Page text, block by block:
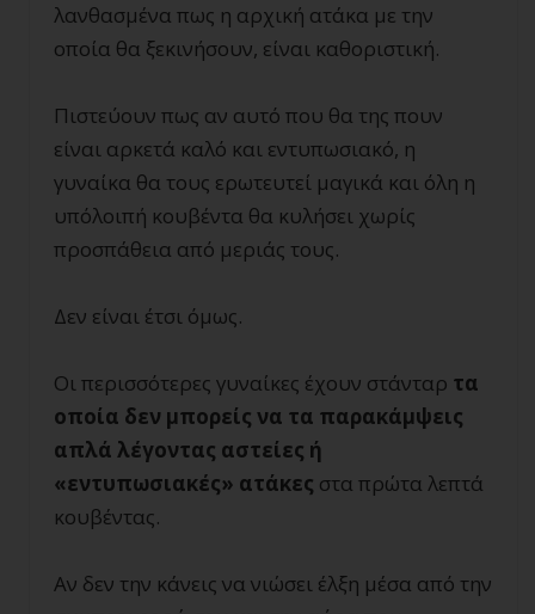
λανθασμένα πως η αρχική ατάκα με την
οποία θα ξεκινήσουν, είναι καθοριστική.
Πιστεύουν πως αν αυτό που θα της πουν
είναι αρκετά καλό και εντυπωσιακό, η
γυναίκα θα τους ερωτευτεί μαγικά και όλη η
υπόλοιπή κουβέντα θα κυλήσει χωρίς
προσπάθεια από μεριάς τους.
Δεν είναι έτσι όμως.
Οι περισσότερες γυναίκες έχουν στάνταρ τα
οποία δεν μπορείς να τα παρακάμψεις
απλά λέγοντας αστείες ή
«εντυπωσιακές» ατάκες στα πρώτα λεπτά
κουβέντας.
Αν δεν την κάνεις να νιώσει έλξη μέσα από την